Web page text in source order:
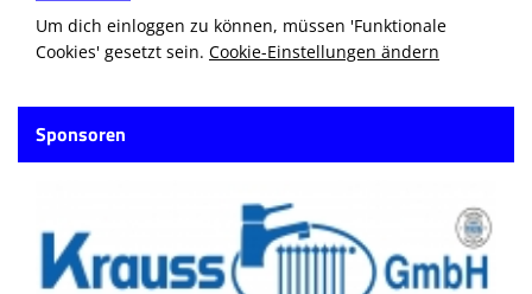
Um dich einloggen zu können, müssen 'Funktionale
Cookies' gesetzt sein. Cookie-Einstellungen ändern
Sponsoren